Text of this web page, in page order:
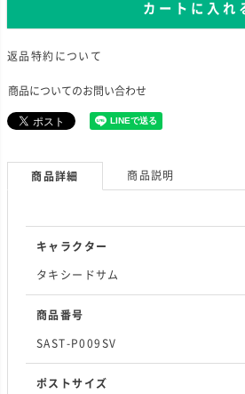
カートに入れ
返品特約について
商品についてのお問い合わせ
商品詳細 商品説明
キャラクター
タキシードサム
商品番号
SAST-P009SV
ポストサイズ